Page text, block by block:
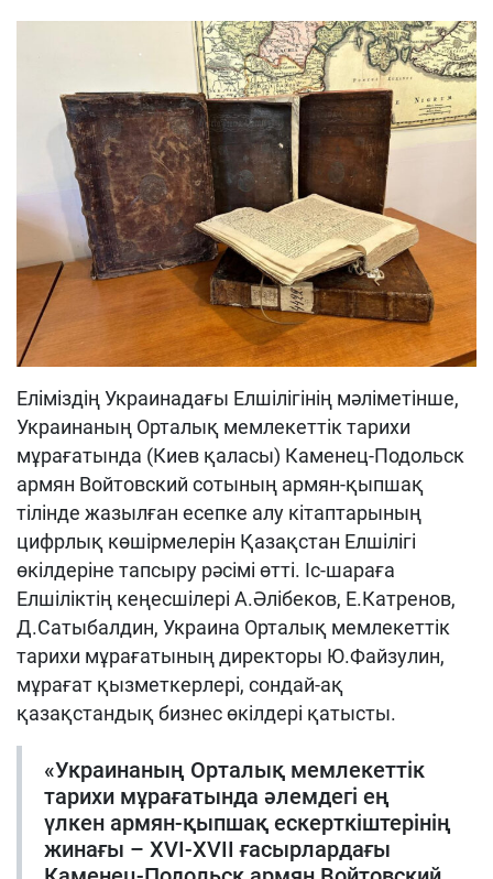
Еліміздің Украинадағы Елшілігінің мәліметінше,
Украинаның Орталық мемлекеттік тарихи
мұрағатында (Киев қаласы) Каменец-Подольск
армян Войтовский сотының армян-қыпшақ
тілінде жазылған есепке алу кітаптарының
цифрлық көшірмелерін Қазақстан Елшілігі
өкілдеріне тапсыру рәсімі өтті. Іс-шараға
Елшіліктің кеңесшілері А.Әлібеков, Е.Катренов,
Д.Сатыбалдин, Украина Орталық мемлекеттік
тарихи мұрағатының директоры Ю.Файзулин,
мұрағат қызметкерлері, сондай-ақ
қазақстандық бизнес өкілдері қатысты.
«Украинаның Орталық мемлекеттік
тарихи мұрағатында әлемдегі ең
үлкен армян-қыпшақ ескерткіштерінің
жинағы – XVI-XVII ғасырлардағы